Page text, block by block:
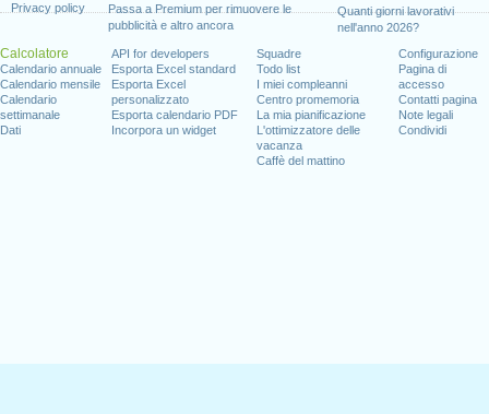
Privacy policy
Passa a Premium per rimuovere le
pubblicità e altro ancora
Quanti giorni lavorativi
nell'anno 2026?
Calcolatore
Calendario annuale
Calendario mensile
Calendario
settimanale
Dati
API for developers
Esporta Excel standard
Esporta Excel
personalizzato
Esporta calendario PDF
Incorpora un widget
Squadre
Todo list
I miei compleanni
Centro promemoria
La mia pianificazione
L'ottimizzatore delle
vacanza
Caffè del mattino
Configurazione
Pagina di
accesso
Contatti pagina
Note legali
Condividi